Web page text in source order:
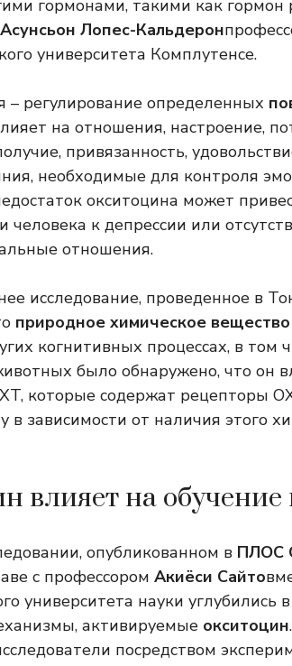
гормонами, такими как гормон
Асунсьон Лопес-Кальдерон
университета Комплутенсе.
– регулирование определенных
на отношения, настроение,
привязанность,
необходимые для контроля
окситоцина может
человека к депрессии или
отношения.
исследование, проведенное в
природное химическое вещество
когнитивных процессах, в том
было обнаружено, что он
которые содержат рецепторы
в зависимости от наличия этого
влияет на
опубликованном в ПЛОС
с профессором Акиёси Сайто
университета науки
активируемые окситоцин
посредством